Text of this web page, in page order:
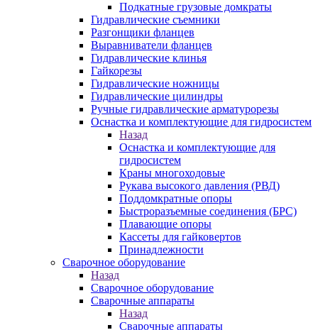
Подкатные грузовые домкраты
Гидравлические съемники
Разгонщики фланцев
Выравниватели фланцев
Гидравлические клинья
Гайкорезы
Гидравлические ножницы
Гидравлические цилиндры
Ручные гидравлические арматурорезы
Оснастка и комплектующие для гидросистем
Назад
Оснастка и комплектующие для
гидросистем
Краны многоходовые
Рукава высокого давления (РВД)
Поддомкратные опоры
Быстроразъемные соединения (БРС)
Плавающие опоры
Кассеты для гайковертов
Принадлежности
Сварочное оборудование
Назад
Сварочное оборудование
Сварочные аппараты
Назад
Сварочные аппараты